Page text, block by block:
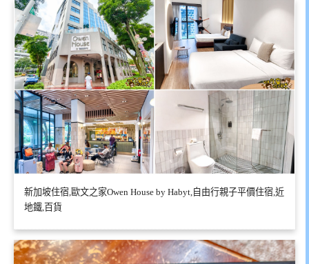
新加坡住宿,歐文之家Owen House by Habyt,自由行親子平價住宿,近
地鐵,百貨